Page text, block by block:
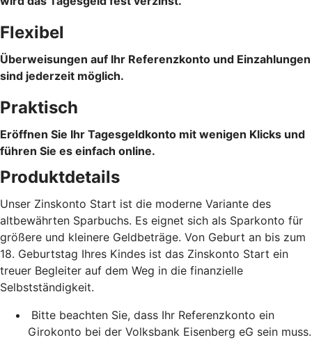
Flexibel
Überweisungen auf Ihr Referenzkonto und Einzahlungen
sind jederzeit möglich.
Praktisch
Eröffnen Sie Ihr Tagesgeldkonto mit wenigen Klicks und
führen Sie es einfach online.
Produktdetails
Unser Zinskonto Start ist die moderne Variante des
altbewährten Sparbuchs. Es eignet sich als Sparkonto für
größere und kleinere Geldbeträge. Von Geburt an bis zum
18. Geburtstag Ihres Kindes ist das Zinskonto Start ein
treuer Begleiter auf dem Weg in die finanzielle
Selbstständigkeit.
Bitte beachten Sie, dass Ihr Referenzkonto ein
Girokonto bei der Volksbank Eisenberg eG sein muss.